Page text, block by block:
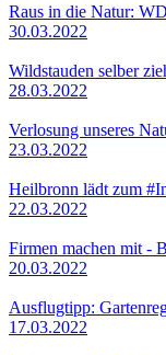
Raus in die Natur:
30.03.2022
Wildstauden selber
28.03.2022
Verlosung unseres
23.03.2022
Heilbronn lädt zum
22.03.2022
Firmen machen mit -
20.03.2022
Ausflugtipp:
17.03.2022